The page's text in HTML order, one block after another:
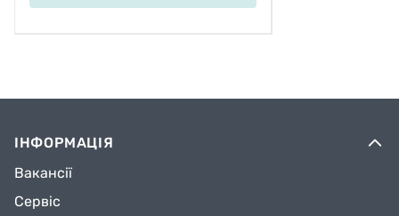
ІНФОРМАЦІЯ
Вакансії
Сервіс